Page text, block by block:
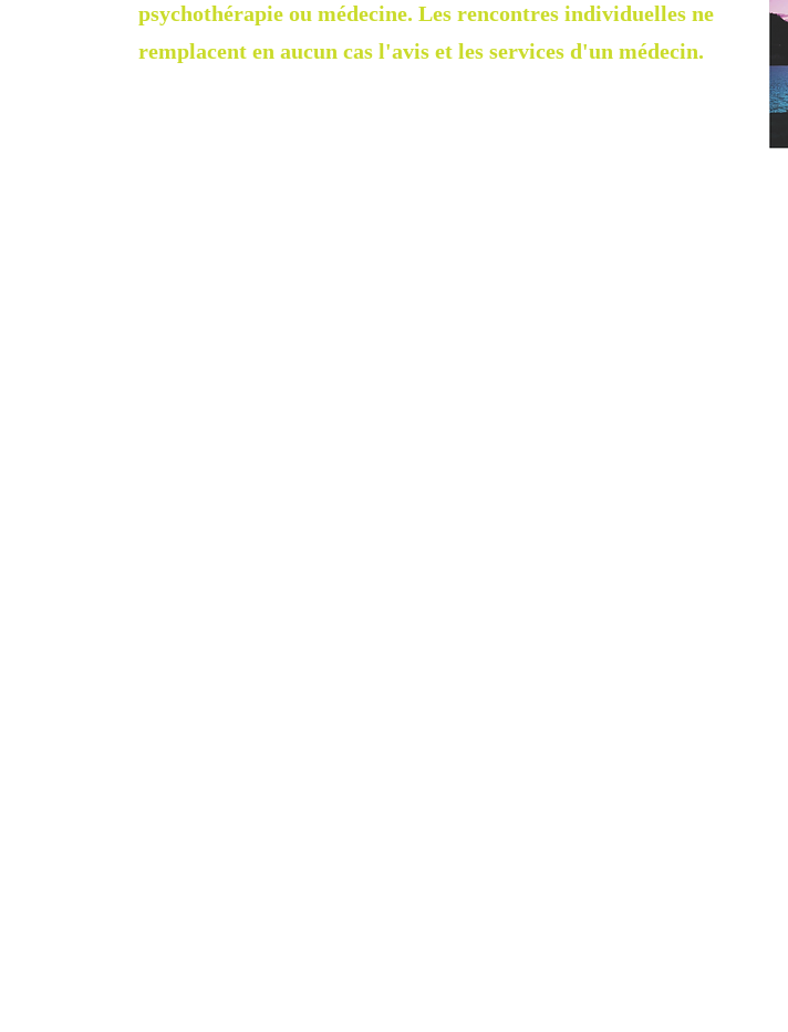
psychothérapie ou médecine. Les rencontres individuelles ne
remplacent en aucun cas l'avis et les services d'un médecin.